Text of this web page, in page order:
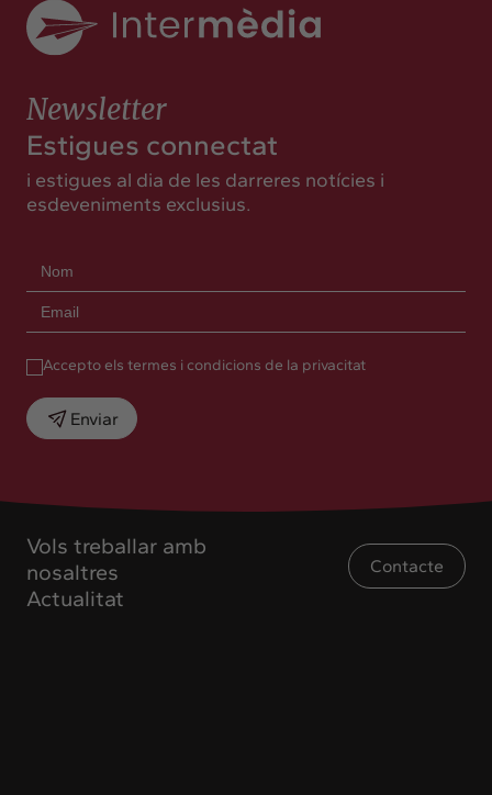
Vols treballar amb
nosaltres
Actualitat
Contacte
Newsletter
Estigues connectat
i estigues al dia de les darreres notícies i
esdeveniments exclusius.
Accepto els termes i condicions de la privacitat
Enviar